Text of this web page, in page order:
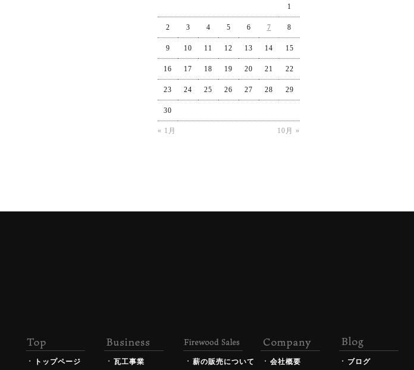
« 1月 10月 »
1
2 3 4 5 6 7 8
9 10 11 12 13 14 15
16 17 18 19 20 21 22
23 24 25 26 27 28 29
30
トップページ 瓦工事業 薪の販売について 会社概要 ブログ